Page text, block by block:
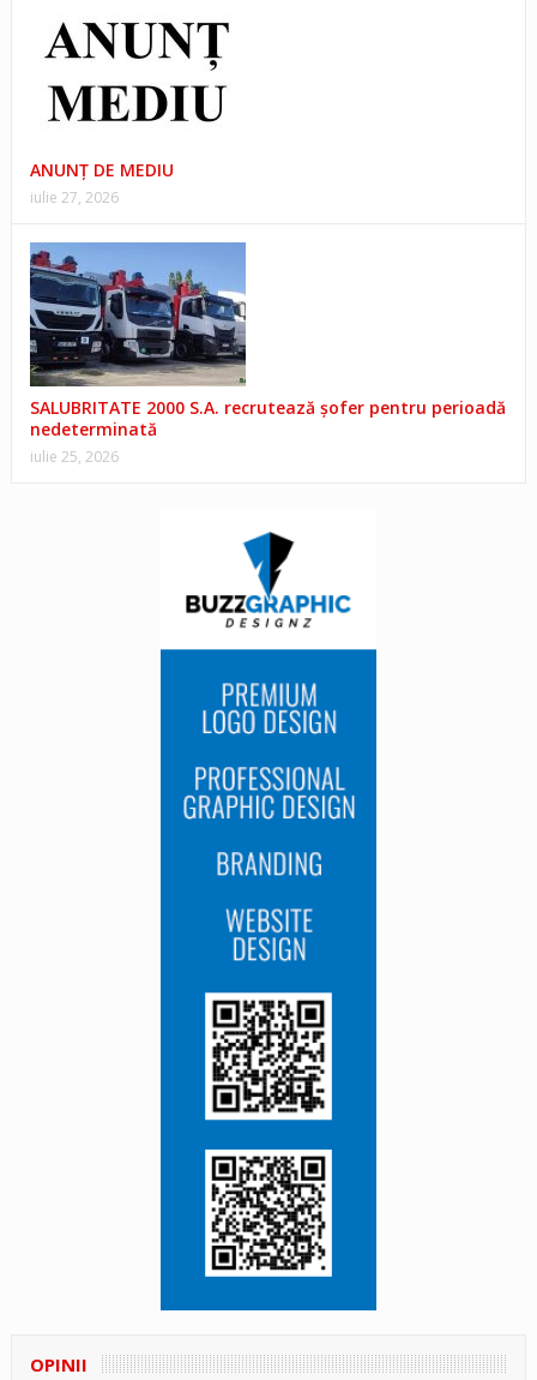
ANUNŢ DE MEDIU
iulie 27, 2026
SALUBRITATE 2000 S.A. recrutează șofer pentru perioadă
nedeterminată
iulie 25, 2026
OPINII